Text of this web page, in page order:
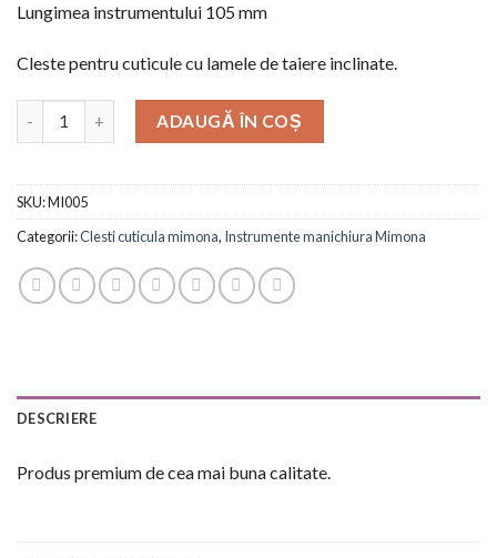
Lungimea instrumentului 105 mm
Cleste pentru cuticule cu lamele de taiere inclinate.
ADAUGĂ ÎN COȘ
SKU:MI005
Categorii:Clesti cuticula mimona, Instrumente manichiura Mimona
DESCRIERE
Produs premium de cea mai buna calitate.